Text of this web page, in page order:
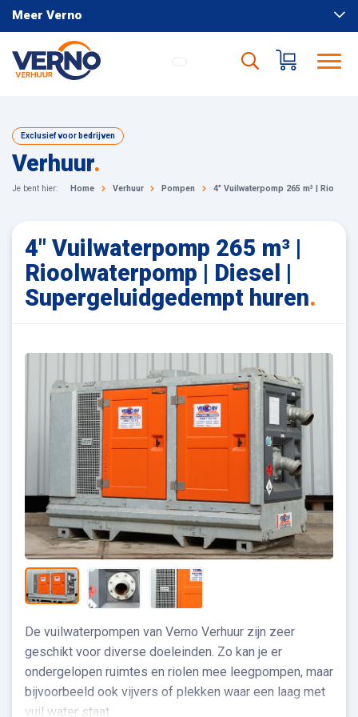
Meer Verno
Exclusief voor bedrijven
Verhuur.
Je bent hier: Home Verhuur Pompen 4" Vuilwaterpomp 265 m³ |
4" Vuilwaterpomp 265 m³ |
Rioolwaterpomp | Diesel |
Supergeluidgedempt huren.
De vuilwaterpompen van Verno Verhuur zijn zeer
geschikt voor diverse doeleinden. Zo kan je er
ondergelopen ruimtes en riolen mee leegpompen, maar
bijvoorbeeld ook vijvers of plekken waar een laag met
vuil water staat.